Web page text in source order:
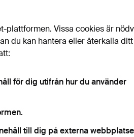
plattformen. Vissa cookies är
du kan hantera eller återkalla ditt
för dig utifrån hur du använder
till dig på externa